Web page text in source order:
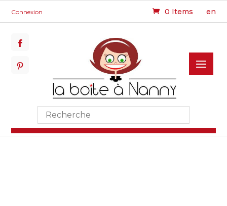
Connexion 0 Items en